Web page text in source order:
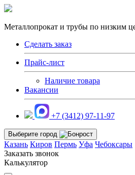
Металлопрокат и трубы по низким
Сделать заказ
Прайс-лист
Наличие товара
Вакансии
+7 (3412) 97-11-97
Выберите город
Казань Киров Пермь Уфа Чебоксары
Заказать звонок
Калькулятор